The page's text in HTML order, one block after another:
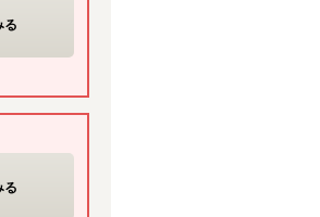
る
る